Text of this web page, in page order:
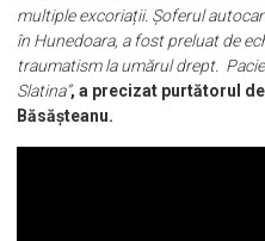
multiple excoriații. Șoferul
în Hunedoara, a fost preluat de
traumatism la umărul drept.
Slatina”, a precizat purtătorul
Băsășteanu.